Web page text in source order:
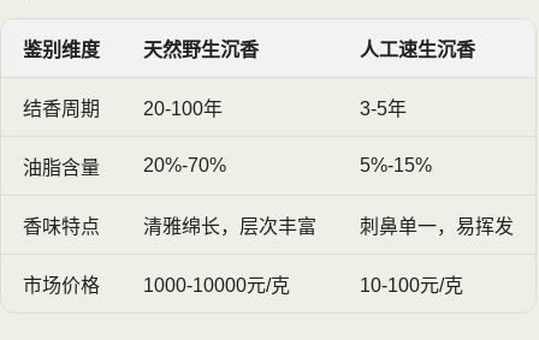
鉴别维度 天然野生沉香 人工速生沉香
结香周期 20-100年 3-5年
油脂含量 20%-70% 5%-15%
香味特点 清雅绵长，层次丰富 刺鼻单一，易挥发
市场价格 1000-10000元/克 10-100元/克